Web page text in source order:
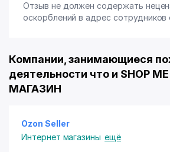
Отзыв не должен содержать
оскорблений в адрес сотрудников
Компании, занимающиеся
деятельности что и SHOP
МАГАЗИН
Ozon Seller
Интернет магазины ещё